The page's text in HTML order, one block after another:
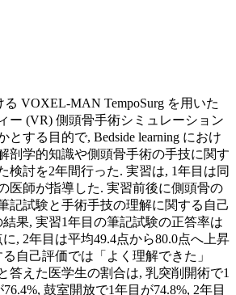
VOXEL-MAN TempoSurg を用いた
ー (VR) 側頭骨手術シミュレーション
とする目的で, Bedside learning におけ
剖学的知識や側頭骨手術の手技に関す
検討を2年間行った. 実習は, 1年目は同
医師が指導した. 実習前後に側頭骨の
記試験と手術手技の理解に関する自己
果, 実習1年目の筆記試験の正答率は
, 2年目は平均49.4点から80.0点へ上昇
自己評価では「よく理解できた」
答えた医学生の割合は, 乳突削開術で1
鼓室開放で1年目が74.8%, 2年目